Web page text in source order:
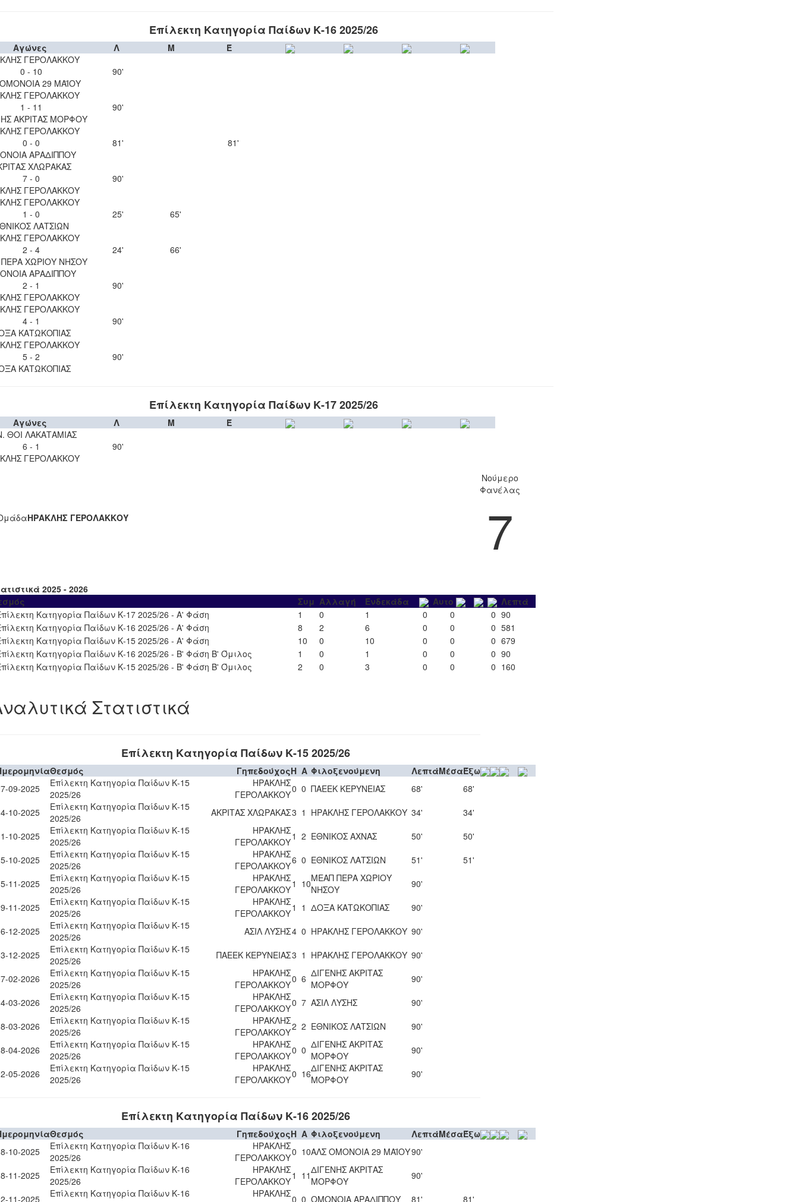
Επίλεκτη Κατηγορία Παίδων Κ-16 2025/26
Αγώνες Λ Μ
Έ
ΓΕΡΟΛΑΚΚΟΥ
0 - 10
29 ΜΑΪΟΥ
90'
ΓΕΡΟΛΑΚΚΟΥ
1 - 11
ΑΚΡΙΤΑΣ ΜΟΡΦΟΥ
90'
ΓΕΡΟΛΑΚΚΟΥ
0 - 0
ΑΡΑΔΙΠΠΟΥ
81'
81'
ΧΛΩΡΑΚΑΣ
7 - 0
ΓΕΡΟΛΑΚΚΟΥ
90'
ΓΕΡΟΛΑΚΚΟΥ
1 - 0
ΛΑΤΣΙΩΝ
25'
65'
ΓΕΡΟΛΑΚΚΟΥ
2 - 4
ΧΩΡΙΟΥ ΝΗΣΟΥ
24'
66'
ΑΡΑΔΙΠΠΟΥ
2 - 1
ΓΕΡΟΛΑΚΚΟΥ
90'
ΓΕΡΟΛΑΚΚΟΥ
4 - 1
ΚΑΤΩΚΟΠΙΑΣ
90'
ΓΕΡΟΛΑΚΚΟΥ
5 - 2
ΚΑΤΩΚΟΠΙΑΣ
90'
Επίλεκτη Κατηγορία Παίδων Κ-17 2025/26
Αγώνες Λ Μ
Έ
ΘΟΙ ΛΑΚΑΤΑΜΙΑΣ
6 - 1
ΓΕΡΟΛΑΚΚΟΥ
90'
ΗΡΑΚΛΗΣ ΓΕΡΟΛΑΚΚΟΥ
Νούμερο
Φανέλας
7
2025 - 2026
Συμ Αλλαγή Ενδεκάδα Αυτο
Λεπτά
Κατηγορία Παίδων Κ-17 2025/26 - Α' Φάση
1 0 1 0 0 0 90
Κατηγορία Παίδων Κ-16 2025/26 - Α' Φάση
8 2 6 0 0 0 581
Κατηγορία Παίδων Κ-15 2025/26 - Α' Φάση
10 0 10 0 0 0 679
Κατηγορία Παίδων Κ-16 2025/26 - Β' Φάση Β' Όμιλος
1 0 1 0 0 0 90
Κατηγορία Παίδων Κ-15 2025/26 - Β' Φάση Β' Όμιλος
2 0 3 0 0 0 160
Στατιστικά
Επίλεκτη Κατηγορία Παίδων Κ-15 2025/26
Θεσμός ΓηπεδούχοςH A Φιλοξενούμενη ΛεπτάΜέσαΈξω
09-2025
Επίλεκτη Κατηγορία Παίδων Κ-15
2025/26
ΗΡΑΚΛΗΣ
ΓΕΡΟΛΑΚΚΟΥ0 0 ΠΑΕΕΚ ΚΕΡΥΝΕΙΑΣ 68'
68'
10-2025
Επίλεκτη Κατηγορία Παίδων Κ-15
2025/26
ΑΚΡΙΤΑΣ ΧΛΩΡΑΚΑΣ3 1 ΗΡΑΚΛΗΣ ΓΕΡΟΛΑΚΚΟΥ 34'
34'
10-2025
Επίλεκτη Κατηγορία Παίδων Κ-15
2025/26
ΗΡΑΚΛΗΣ
ΓΕΡΟΛΑΚΚΟΥ1 2 ΕΘΝΙΚΟΣ ΑΧΝΑΣ 50'
50'
10-2025
Επίλεκτη Κατηγορία Παίδων Κ-15
2025/26
ΗΡΑΚΛΗΣ
ΓΕΡΟΛΑΚΚΟΥ6 0 ΕΘΝΙΚΟΣ ΛΑΤΣΙΩΝ 51'
51'
11-2025
Επίλεκτη Κατηγορία Παίδων Κ-15
2025/26
ΗΡΑΚΛΗΣ
ΓΕΡΟΛΑΚΚΟΥ1 10ΜΕΑΠ ΠΕΡΑ ΧΩΡΙΟΥ
ΝΗΣΟΥ
90'
11-2025
Επίλεκτη Κατηγορία Παίδων Κ-15
2025/26
ΗΡΑΚΛΗΣ
ΓΕΡΟΛΑΚΚΟΥ1 1 ΔΟΞΑ ΚΑΤΩΚΟΠΙΑΣ
90'
12-2025
Επίλεκτη Κατηγορία Παίδων Κ-15
2025/26
ΑΣΙΛ ΛΥΣΗΣ4 0 ΗΡΑΚΛΗΣ ΓΕΡΟΛΑΚΚΟΥ 90'
12-2025
Επίλεκτη Κατηγορία Παίδων Κ-15
2025/26
ΠΑΕΕΚ ΚΕΡΥΝΕΙΑΣ3 1 ΗΡΑΚΛΗΣ ΓΕΡΟΛΑΚΚΟΥ 90'
02-2026
Επίλεκτη Κατηγορία Παίδων Κ-15
2025/26
ΗΡΑΚΛΗΣ
ΓΕΡΟΛΑΚΚΟΥ0 6 ΔΙΓΕΝΗΣ ΑΚΡΙΤΑΣ
ΜΟΡΦΟΥ
90'
03-2026
Επίλεκτη Κατηγορία Παίδων Κ-15
2025/26
ΗΡΑΚΛΗΣ
ΓΕΡΟΛΑΚΚΟΥ0 7 ΑΣΙΛ ΛΥΣΗΣ
90'
03-2026
Επίλεκτη Κατηγορία Παίδων Κ-15
2025/26
ΗΡΑΚΛΗΣ
ΓΕΡΟΛΑΚΚΟΥ2 2 ΕΘΝΙΚΟΣ ΛΑΤΣΙΩΝ
90'
04-2026
Επίλεκτη Κατηγορία Παίδων Κ-15
2025/26
ΗΡΑΚΛΗΣ
ΓΕΡΟΛΑΚΚΟΥ0 0 ΔΙΓΕΝΗΣ ΑΚΡΙΤΑΣ
ΜΟΡΦΟΥ
90'
05-2026
Επίλεκτη Κατηγορία Παίδων Κ-15
2025/26
ΗΡΑΚΛΗΣ
ΓΕΡΟΛΑΚΚΟΥ0 16ΔΙΓΕΝΗΣ ΑΚΡΙΤΑΣ
ΜΟΡΦΟΥ
90'
Επίλεκτη Κατηγορία Παίδων Κ-16 2025/26
Θεσμός ΓηπεδούχοςH A Φιλοξενούμενη ΛεπτάΜέσαΈξω
10-2025
Επίλεκτη Κατηγορία Παίδων Κ-16
2025/26
ΗΡΑΚΛΗΣ
ΓΕΡΟΛΑΚΚΟΥ0 10ΑΛΣ ΟΜΟΝΟΙΑ 29 ΜΑΪΟΥ90'
11-2025
Επίλεκτη Κατηγορία Παίδων Κ-16
2025/26
ΗΡΑΚΛΗΣ
ΓΕΡΟΛΑΚΚΟΥ1 11ΔΙΓΕΝΗΣ ΑΚΡΙΤΑΣ
ΜΟΡΦΟΥ
90'
11-2025
Επίλεκτη Κατηγορία Παίδων Κ-16
ΗΡΑΚΛΗΣ0 0 ΟΜΟΝΟΙΑ ΑΡΑΔΙΠΠΟΥ 81' 81'